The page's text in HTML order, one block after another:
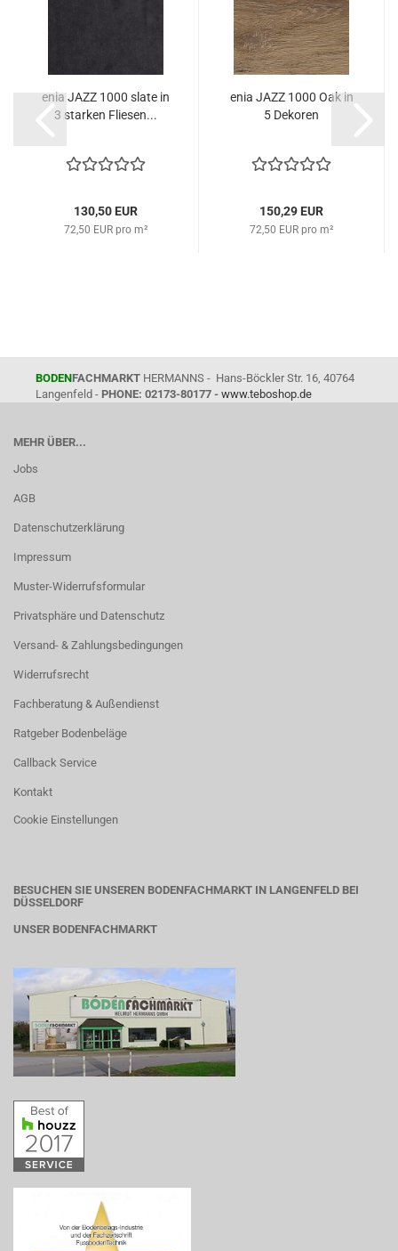
enia JAZZ 1000 slate in
3 starken Fliesen...
130,50 EUR
72,50 EUR pro m²
enia JAZZ 1000 Oak in
5 Dekoren
150,29 EUR
72,50 EUR pro m²
BODENFACHMARKT HERMANNS - Hans-Böckler Str. 16, 40764
Langenfeld - PHONE: 02173-80177 - www.teboshop.de
MEHR ÜBER...
Jobs
AGB
Datenschutzerklärung
Impressum
Muster-Widerrufsformular
Privatsphäre und Datenschutz
Versand- & Zahlungsbedingungen
Widerrufsrecht
Fachberatung & Außendienst
Ratgeber Bodenbeläge
Callback Service
Kontakt
Cookie Einstellungen
BESUCHEN SIE UNSEREN BODENFACHMARKT IN LANGENFELD BEI
DÜSSELDORF
UNSER BODENFACHMARKT